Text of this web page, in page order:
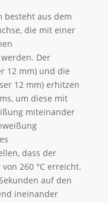
besteht aus dem
die mit einer
Der
12 mm) und die
12 mm) erhitzen
um diese mit
miteinander
dass der
260 °C erreicht.
auf den
ineinander